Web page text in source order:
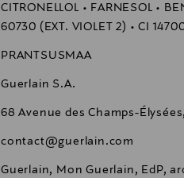
CITRONELLOL • FARNESOL •
60730 (EXT. VIOLET 2) • CI
PRANTSUSMAA
Guerlain S.A.
68 Avenue des Champs-
contact@guerlain.com
Guerlain, Mon Guerlain, EdP,